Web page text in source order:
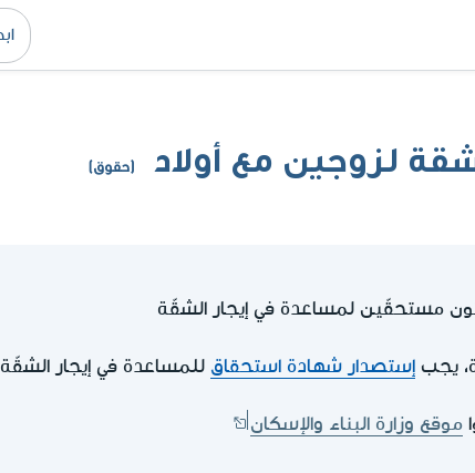
لزوجين مع أولاد (حقوق)
مستحقّين لمساعدة في إيجار الشقّة
يجب إستصدار شهادة استحقاق للمساعدة في إيجار الشقّة
موقع وزارة البناء والإسكان